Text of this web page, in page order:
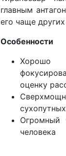
главным
его чаще
Особенности
Хорошо
оценку
Огромный
человека